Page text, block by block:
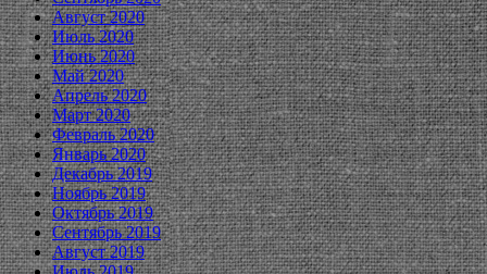
Август 2020
Июль 2020
Июнь 2020
Май 2020
Апрель 2020
Март 2020
Февраль 2020
Январь 2020
Декабрь 2019
Ноябрь 2019
Октябрь 2019
Сентябрь 2019
Август 2019